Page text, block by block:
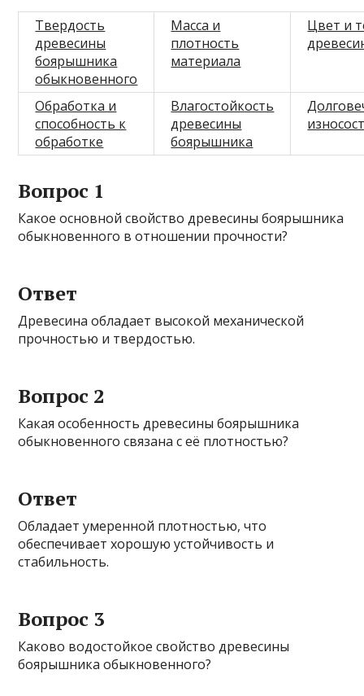
Твердость
древесины
боярышника
обыкновенного
Масса и
плотность
материала
Цвет и
Обработка и
способность к
обработке
Влагостойкость
древесины
боярышника
Вопрос 1
Какое основной свойство древесины боярышника
обыкновенного в отношении прочности?
Ответ
Древесина обладает высокой механической
прочностью и твердостью.
Вопрос 2
Какая особенность древесины боярышника
обыкновенного связана с её плотностью?
Ответ
Обладает умеренной плотностью, что
обеспечивает хорошую устойчивость и
стабильность.
Вопрос 3
Каково водостойкое свойство древесины
боярышника обыкновенного?